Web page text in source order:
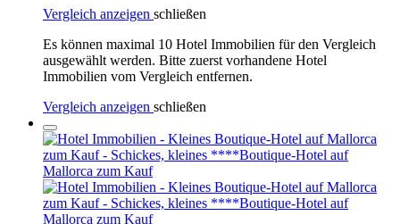
Vergleich anzeigen schließen
Es können maximal 10 Hotel Immobilien für den Vergleich
ausgewählt werden. Bitte zuerst vorhandene Hotel
Immobilien vom Vergleich entfernen.
Vergleich anzeigen schließen